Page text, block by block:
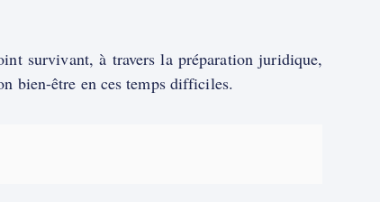
survivant, à travers la préparation juridique,
bien-être en ces temps difficiles.